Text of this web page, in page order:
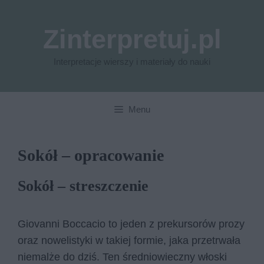
Menu
Sokół – opracowanie
Sokół – streszczenie
Giovanni Boccacio to jeden z prekursorów prozy
oraz nowelistyki w takiej formie, jaka przetrwała
niemalże do dziś. Ten średniowieczny włoski